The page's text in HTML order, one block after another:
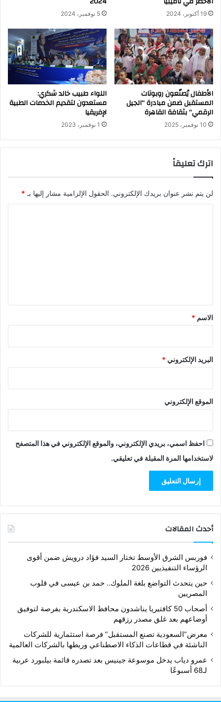
19 أكتوبر، 2024 5 نوفمبر، 2024
الأطفال يُصنّعون روبوتات
المستقبل ضمن مبادرة “الجيل
الرقمي” بثقافة القاهرة
10 نوفمبر، 2025
اللواء طبيب خالد شكري:
مستعدون لتقديم الخدمات الطبية
لإفريقيا
1 نوفمبر، 2023
اترك تعليقاً
لن يتم نشر عنوان بريدك الإلكتروني. الحقول الإلزامية مشار إليها بـ *
*
الاسم *
البريد الإلكتروني *
الموقع الإلكتروني
احفظ اسمي، بريدي الإلكتروني، والموقع الإلكتروني في هذا المتصفح
لاستخدامها المرة المقبلة في تعليقي.
أحدث المقالات
فوربس الشرق الأوسط تختار السيد فؤاد درويش ضمن أقوى
الرؤساء التنفيذيين 2026
حين يتحدث التواضع بلغة الملوك.. حمد بن عيسى في قلوب
المصريين
أصحاب 50 كافتيريا يناشدون محافظ الاسكندرية بفرصة لتوفيق
أوضاعهم بعد غلق مصدر رزقهم
معرض”السعودية تصنع المستقبل” فرصة استثمارية للشركات
الناشئة في قطاعات الذكاء الاصطناعي وربطها بالشركات العالمية
عمرو دياب يدخل موسوعة جينيس بعد تصدره قائمة بيلبورد عربية
لـ68 أسبوعًا